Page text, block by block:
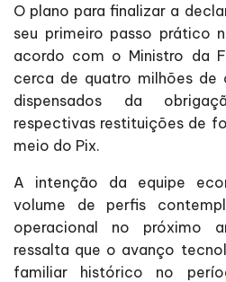
O plano para finalizar a
seu primeiro passo prático
acordo com o Ministro da
cerca de quatro milhões de
dispensados da
respectivas restituições de
meio do Pix.
A intenção da equipe
volume de perfis
operacional no próximo
ressalta que o avanço
familiar histórico no